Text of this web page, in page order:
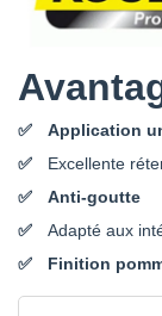
Application
Excellente
Anti-goutte
Adapté aux
Finition